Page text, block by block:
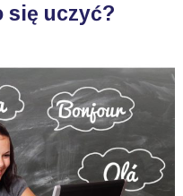
się uczyć?